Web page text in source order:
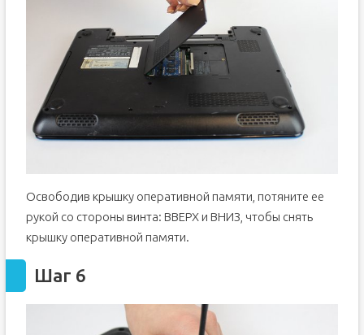
Освободив крышку оперативной памяти, потяните ее
рукой со стороны винта: ВВЕРХ и ВНИЗ, чтобы снять
крышку оперативной памяти.
Шаг 6